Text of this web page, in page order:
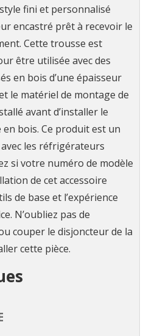
fini et personnalisé
encastré prêt à recevoir le
Cette trousse est
être utilisée avec des
en bois d’une épaisseur
le matériel de montage de
avant d’installer le
bois. Ce produit est un
les réfrigérateurs
si votre numéro de modèle
de cet accessoire
de base et l’expérience
N’oubliez pas de
couper le disjoncteur de la
cette pièce.